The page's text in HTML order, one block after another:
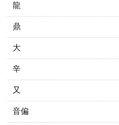
龍
鼎
大
辛
又
音偏